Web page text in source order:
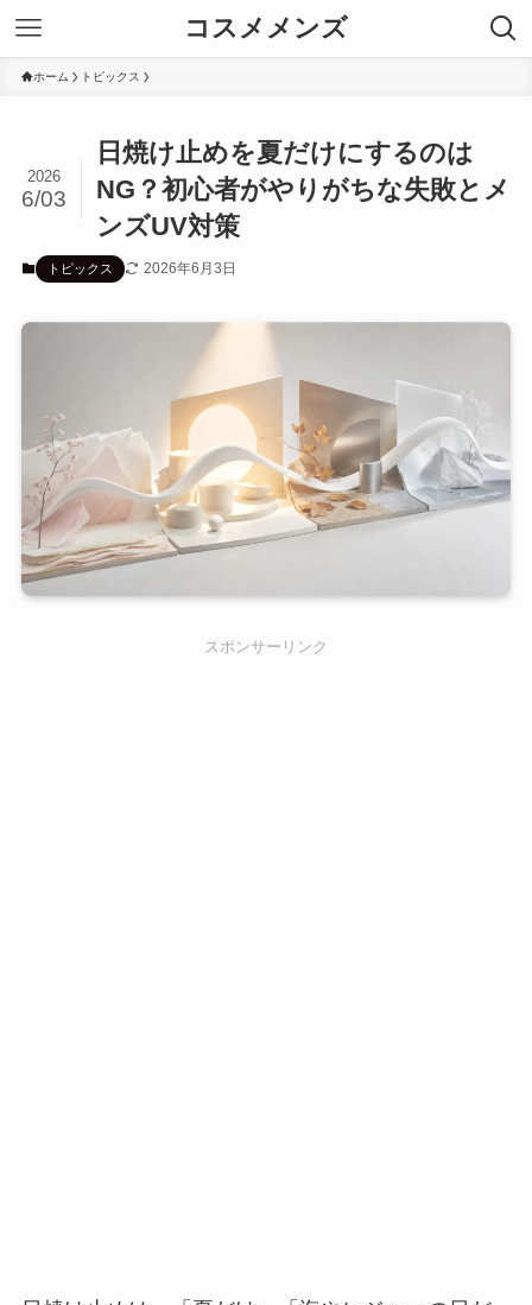
コスメメンズ
ホーム トピックス
日焼け止めを夏だけにするのは
NG？初心者がやりがちな失敗とメ
ンズUV対策
2026
6/03
トピックス 2026年6月3日
スポンサーリンク